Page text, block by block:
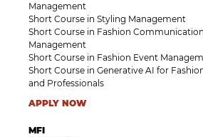
Management
Short Course in Styling Management
Short Course in Fashion Communication
Management
Short Course in Fashion Event
Short Course in Generative AI for
and Professionals
APPLY NOW
MFI